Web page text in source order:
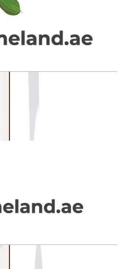
3BR+Maid, Type